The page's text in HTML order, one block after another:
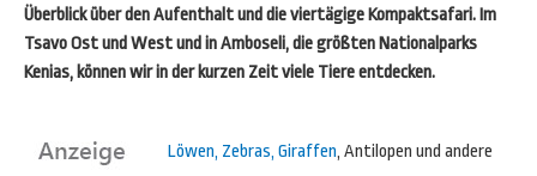
Überblick über den Aufenthalt und die viertägige Kompaktsafari. Im
Tsavo Ost und West und in Amboseli, die größten Nationalparks
Kenias, können wir in der kurzen Zeit viele Tiere entdecken.
Löwen, Zebras, Giraffen, Antilopen und andere